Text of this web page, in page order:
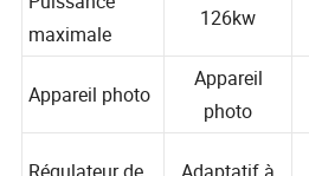
Puissance
maximale
Appareil
photo